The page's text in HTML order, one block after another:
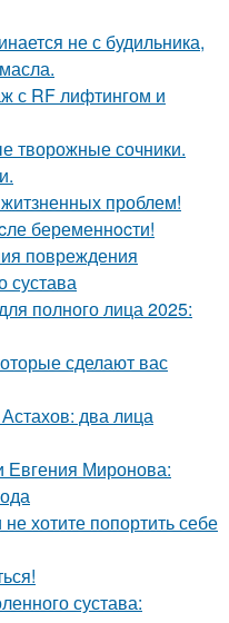
не с будильника,
с RF лифтингом и
творожные сочники.
проблем!
беременнocти!
повреждения
сустава
полного лица 2025:
сделают вас
два лица
Евгения Миронова:
хотите попортить себе
сустава: